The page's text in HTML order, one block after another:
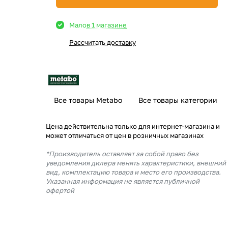
Малов 1 магазине
Рассчитать доставку
Все товары Metabo Все товары категории
Цена действительна только для интернет-магазина и
может отличаться от цен в розничных магазинах
*Производитель оставляет за собой право без
уведомления дилера менять характеристики, внешний
вид, комплектацию товара и место его производства.
Указанная информация не является публичной
офертой